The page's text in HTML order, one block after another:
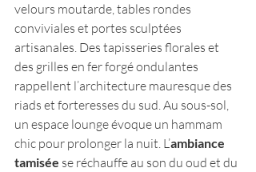
velours moutarde, tables rondes
conviviales et portes sculptées
artisanales. Des tapisseries florales et
des grilles en fer forgé ondulantes
rappellent l’architecture mauresque des
riads et forteresses du sud​. Au sous-sol,
un espace lounge évoque un hammam
chic pour prolonger la nuit. L’ambiance
tamisée se réchauffe au son du oud et du